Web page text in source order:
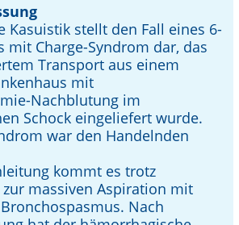
Kasuistik stellt den Fall eines 6-
mit Charge-Syndrom dar, das
Transport aus einem
mit
Nachblutung im
Schock eingeliefert wurde.
war den Handelnden
kommt es trotz
massiven Aspiration mit
Nach